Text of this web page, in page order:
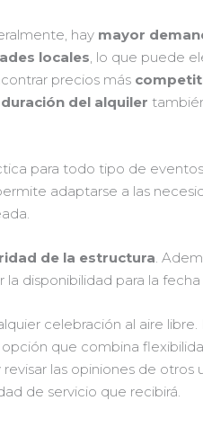
hay mayor
locales, lo que puede
precios más
del alquiler
para todo tipo de
adaptarse a las
de la estructura.
la disponibilidad para la
celebración al aire libre.
opción que combina
las opiniones de otros
de servicio que recibirá.